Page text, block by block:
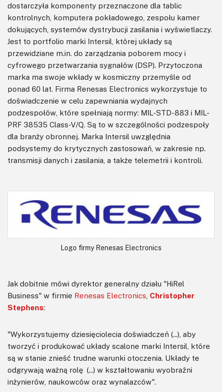
dostarczyła komponenty przeznaczone dla tablic
kontrolnych, komputera pokładowego, zespołu kamer
dokujących, systemów dystrybucji zasilania i wyświetlaczy.
Jest to portfolio marki Intersil, której układy są
przewidziane m.in. do zarządzania poborem mocy i
cyfrowego przetwarzania sygnałów (DSP). Przytoczona
marka ma swoje wkłady w kosmiczny przemyśle od
ponad 60 lat. Firma Renesas Electronics wykorzystuje to
doświadczenie w celu zapewniania wydajnych
podzespołów, które spełniają normy: MIL-STD-883 i MIL-
PRF 38535 Class-V/Q. Są to w szczególności podzespoły
dla branży obronnej. Marka Intersil uwzględnia
podsystemy do krytycznych zastosowań, w zakresie np.
transmisji danych i zasilania, a także telemetrii i kontroli.
Logo firmy Renesas Electronics
Jak dobitnie mówi dyrektor generalny działu "HiRel
Business" w firmie Renesas Electronics Christopher
Stephens:
"Wykorzystujemy dziesięciolecia doświadczeń (...), aby
tworzyć i produkować układy scalone marki Intersil, które
są w stanie znieść trudne warunki otoczenia. Układy te
odgrywają ważną rolę (...) w kształtowaniu wyobraźni
inżynierów, naukowców oraz wynalazców".